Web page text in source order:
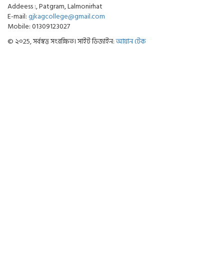
Addeess :, Patgram, Lalmonirhat
E-mail:gjkagcollege@gmail.com
Mobile: 01309123027
© ২০25, সর্বস্বত্ত সংরক্ষিত। সাইট ডিজাইন:আয়ান টেক